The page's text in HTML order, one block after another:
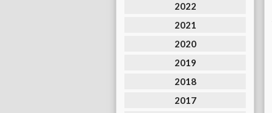
2022
2021
2020
2019
2018
2017